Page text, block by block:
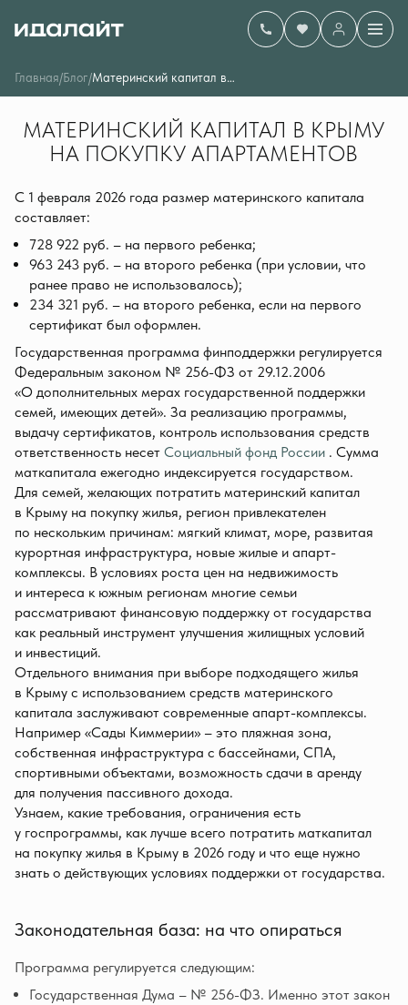
Главная/Блог/ Материнский капитал в Крыму
МАТЕРИНСКИЙ КАПИТАЛ В КРЫМУ
НА ПОКУПКУ АПАРТАМЕНТОВ
С 1 февраля 2026 года размер материнского капитала
составляет:
728 922 руб. – на первого ребенка;
963 243 руб. – на второго ребенка (при условии, что
ранее право не использовалось);
234 321 руб. – на второго ребенка, если на первого
сертификат был оформлен.
Государственная программа финподдержки регулируется
Федеральным законом № 256-ФЗ от 29.12.2006
«О дополнительных мерах государственной поддержки
семей, имеющих детей». За реализацию программы,
выдачу сертификатов, контроль использования средств
ответственность несет Социальный фонд России . Сумма
маткапитала ежегодно индексируется государством.
Для семей, желающих потратить материнский капитал
в Крыму на покупку жилья, регион привлекателен
по нескольким причинам: мягкий климат, море, развитая
курортная инфраструктура, новые жилые и апарт-
комплексы. В условиях роста цен на недвижимость
и интереса к южным регионам многие семьи
рассматривают финансовую поддержку от государства
как реальный инструмент улучшения жилищных условий
и инвестиций.
Отдельного внимания при выборе подходящего жилья
в Крыму с использованием средств материнского
капитала заслуживают современные апарт-комплексы.
Например «Сады Киммерии» – это пляжная зона,
собственная инфраструктура с бассейнами, СПА,
спортивными объектами, возможность сдачи в аренду
для получения пассивного дохода.
Узнаем, какие требования, ограничения есть
у госпрограммы, как лучше всего потратить маткапитал
на покупку жилья в Крыму в 2026 году и что еще нужно
знать о действующих условиях поддержки от государства.
Законодательная база: на что опираться
Программа регулируется следующим:
Государственная Дума – № 256-ФЗ. Именно этот закон